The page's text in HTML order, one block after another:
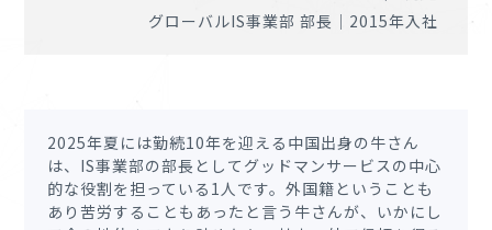
グローバルIS事業部 部長｜2015年入社
2025年夏には勤続10年を迎える中国出身の牛さん
は、IS事業部の部長としてグッドマンサービスの中心
的な役割を担っている1人です。外国籍ということも
あり苦労することもあったと言う牛さんが、いかにし